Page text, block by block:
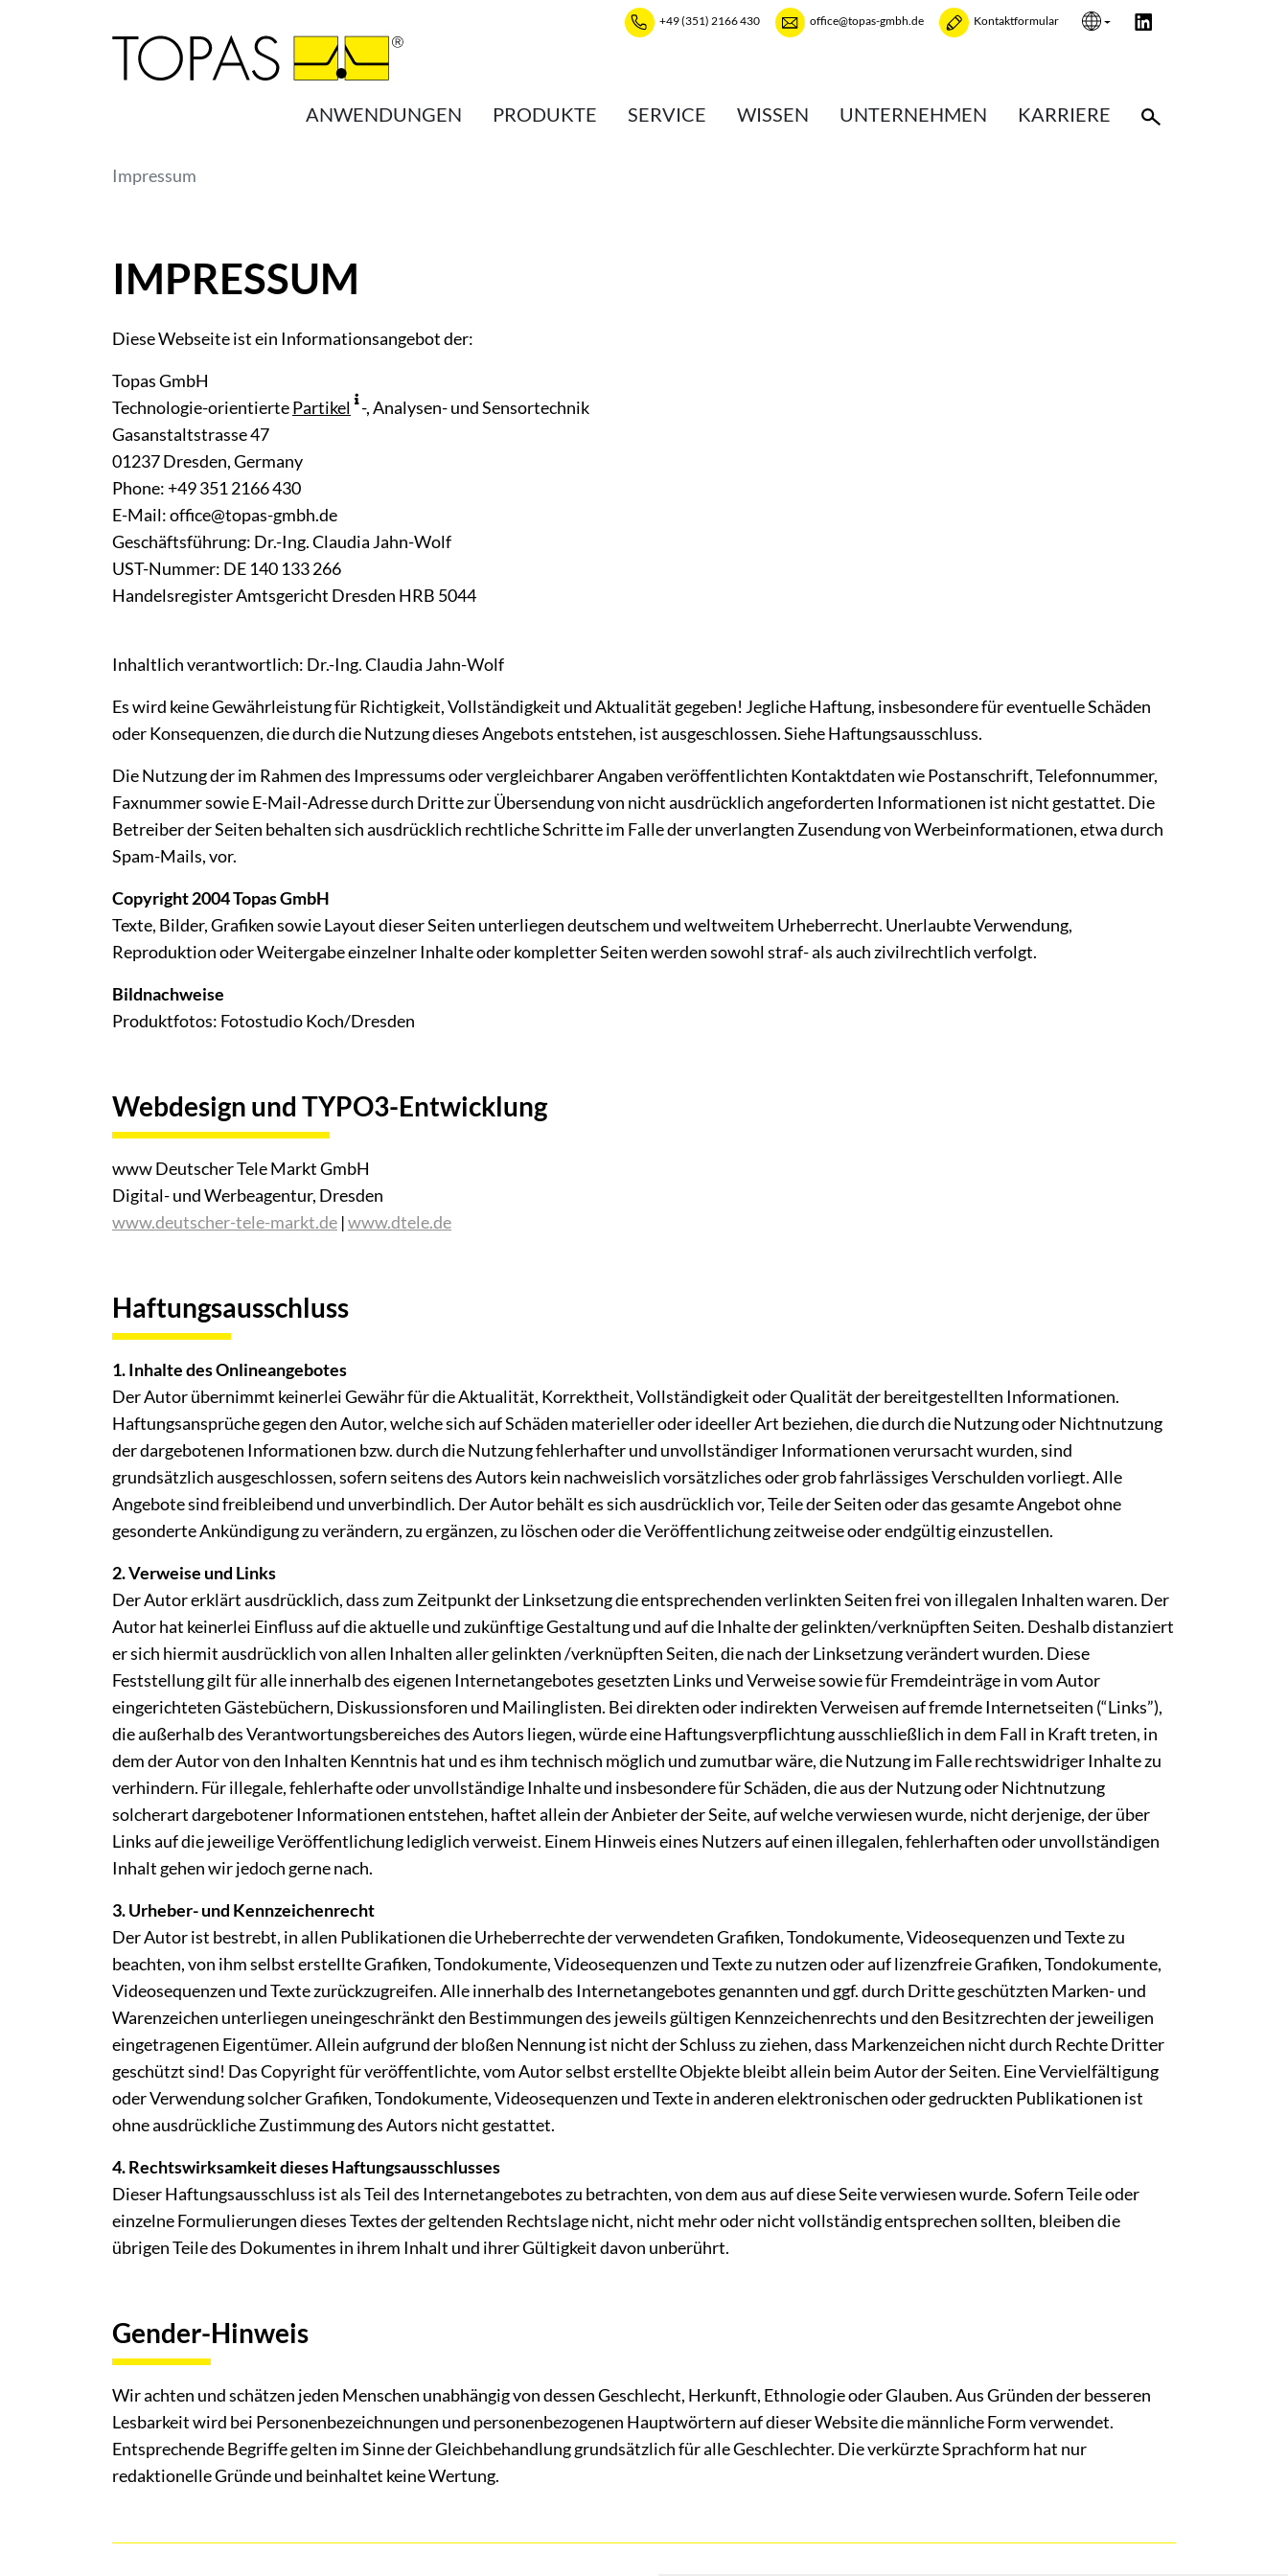
+49 (351) 2166 430 office@topas-gmbh.de Kontaktformular
ANWENDUNGEN PRODUKTE SERVICE WISSEN UNTERNEHMEN KARRIERE
Impressum
IMPRESSUM
Diese Webseite ist ein Informationsangebot der:
Topas GmbH
Technologie-orientiertePartikel -, Analysen- und Sensortechnik
Gasanstaltstrasse 47
01237 Dresden, Germany
Phone: +49 351 2166 430
E-Mail:office@topas-gmbh.de
Geschäftsführung: Dr.-Ing. Claudia Jahn-Wolf
UST-Nummer: DE 140 133 266
Handelsregister Amtsgericht Dresden HRB 5044
Inhaltlich verantwortlich: Dr.-Ing. Claudia Jahn-Wolf
Es wird keine Gewährleistung für Richtigkeit, Vollständigkeit und Aktualität gegeben! Jegliche Haftung, insbesondere für eventuelle Schäden
oder Konsequenzen, die durch die Nutzung dieses Angebots entstehen, ist ausgeschlossen. Siehe Haftungsausschluss.
Die Nutzung der im Rahmen des Impressums oder vergleichbarer Angaben veröffentlichten Kontaktdaten wie Postanschrift, Telefonnummer,
Faxnummer sowie E-Mail-Adresse durch Dritte zur Übersendung von nicht ausdrücklich angeforderten Informationen ist nicht gestattet. Die
Betreiber der Seiten behalten sich ausdrücklich rechtliche Schritte im Falle der unverlangten Zusendung von Werbeinformationen, etwa durch
Spam-Mails, vor.
Copyright 2004 Topas GmbH
Texte, Bilder, Grafiken sowie Layout dieser Seiten unterliegen deutschem und weltweitem Urheberrecht. Unerlaubte Verwendung,
Reproduktion oder Weitergabe einzelner Inhalte oder kompletter Seiten werden sowohl straf- als auch zivilrechtlich verfolgt.
Bildnachweise
Produktfotos: Fotostudio Koch/Dresden
Webdesign und TYPO3-Entwicklung
www Deutscher Tele Markt GmbH
Digital- und Werbeagentur, Dresden
www.deutscher-tele-markt.de |www.dtele.de
Haftungsausschluss
1. Inhalte des Onlineangebotes
Der Autor übernimmt keinerlei Gewähr für die Aktualität, Korrektheit, Vollständigkeit oder Qualität der bereitgestellten Informationen.
Haftungsansprüche gegen den Autor, welche sich auf Schäden materieller oder ideeller Art beziehen, die durch die Nutzung oder Nichtnutzung
der dargebotenen Informationen bzw. durch die Nutzung fehlerhafter und unvollständiger Informationen verursacht wurden, sind
grundsätzlich ausgeschlossen, sofern seitens des Autors kein nachweislich vorsätzliches oder grob fahrlässiges Verschulden vorliegt. Alle
Angebote sind freibleibend und unverbindlich. Der Autor behält es sich ausdrücklich vor, Teile der Seiten oder das gesamte Angebot ohne
gesonderte Ankündigung zu verändern, zu ergänzen, zu löschen oder die Veröffentlichung zeitweise oder endgültig einzustellen.
2. Verweise und Links
Der Autor erklärt ausdrücklich, dass zum Zeitpunkt der Linksetzung die entsprechenden verlinkten Seiten frei von illegalen Inhalten waren. Der
Autor hat keinerlei Einfluss auf die aktuelle und zukünftige Gestaltung und auf die Inhalte der gelinkten/verknüpften Seiten. Deshalb distanziert
er sich hiermit ausdrücklich von allen Inhalten aller gelinkten /verknüpften Seiten, die nach der Linksetzung verändert wurden. Diese
Feststellung gilt für alle innerhalb des eigenen Internetangebotes gesetzten Links und Verweise sowie für Fremdeinträge in vom Autor
eingerichteten Gästebüchern, Diskussionsforen und Mailinglisten. Bei direkten oder indirekten Verweisen auf fremde Internetseiten (“Links”),
die außerhalb des Verantwortungsbereiches des Autors liegen, würde eine Haftungsverpflichtung ausschließlich in dem Fall in Kraft treten, in
dem der Autor von den Inhalten Kenntnis hat und es ihm technisch möglich und zumutbar wäre, die Nutzung im Falle rechtswidriger Inhalte zu
verhindern. Für illegale, fehlerhafte oder unvollständige Inhalte und insbesondere für Schäden, die aus der Nutzung oder Nichtnutzung
solcherart dargebotener Informationen entstehen, haftet allein der Anbieter der Seite, auf welche verwiesen wurde, nicht derjenige, der über
Links auf die jeweilige Veröffentlichung lediglich verweist. Einem Hinweis eines Nutzers auf einen illegalen, fehlerhaften oder unvollständigen
Inhalt gehen wir jedoch gerne nach.
3. Urheber- und Kennzeichenrecht
Der Autor ist bestrebt, in allen Publikationen die Urheberrechte der verwendeten Grafiken, Tondokumente, Videosequenzen und Texte zu
beachten, von ihm selbst erstellte Grafiken, Tondokumente, Videosequenzen und Texte zu nutzen oder auf lizenzfreie Grafiken, Tondokumente,
Videosequenzen und Texte zurückzugreifen. Alle innerhalb des Internetangebotes genannten und ggf. durch Dritte geschützten Marken- und
Warenzeichen unterliegen uneingeschränkt den Bestimmungen des jeweils gültigen Kennzeichenrechts und den Besitzrechten der jeweiligen
eingetragenen Eigentümer. Allein aufgrund der bloßen Nennung ist nicht der Schluss zu ziehen, dass Markenzeichen nicht durch Rechte Dritter
geschützt sind! Das Copyright für veröffentlichte, vom Autor selbst erstellte Objekte bleibt allein beim Autor der Seiten. Eine Vervielfältigung
oder Verwendung solcher Grafiken, Tondokumente, Videosequenzen und Texte in anderen elektronischen oder gedruckten Publikationen ist
ohne ausdrückliche Zustimmung des Autors nicht gestattet.
4. Rechtswirksamkeit dieses Haftungsausschlusses
Dieser Haftungsausschluss ist als Teil des Internetangebotes zu betrachten, von dem aus auf diese Seite verwiesen wurde. Sofern Teile oder
einzelne Formulierungen dieses Textes der geltenden Rechtslage nicht, nicht mehr oder nicht vollständig entsprechen sollten, bleiben die
übrigen Teile des Dokumentes in ihrem Inhalt und ihrer Gültigkeit davon unberührt.
Gender-Hinweis
Wir achten und schätzen jeden Menschen unabhängig von dessen Geschlecht, Herkunft, Ethnologie oder Glauben. Aus Gründen der besseren
Lesbarkeit wird bei Personenbezeichnungen und personenbezogenen Hauptwörtern auf dieser Website die männliche Form verwendet.
Entsprechende Begriffe gelten im Sinne der Gleichbehandlung grundsätzlich für alle Geschlechter. Die verkürzte Sprachform hat nur
redaktionelle Gründe und beinhaltet keine Wertung.